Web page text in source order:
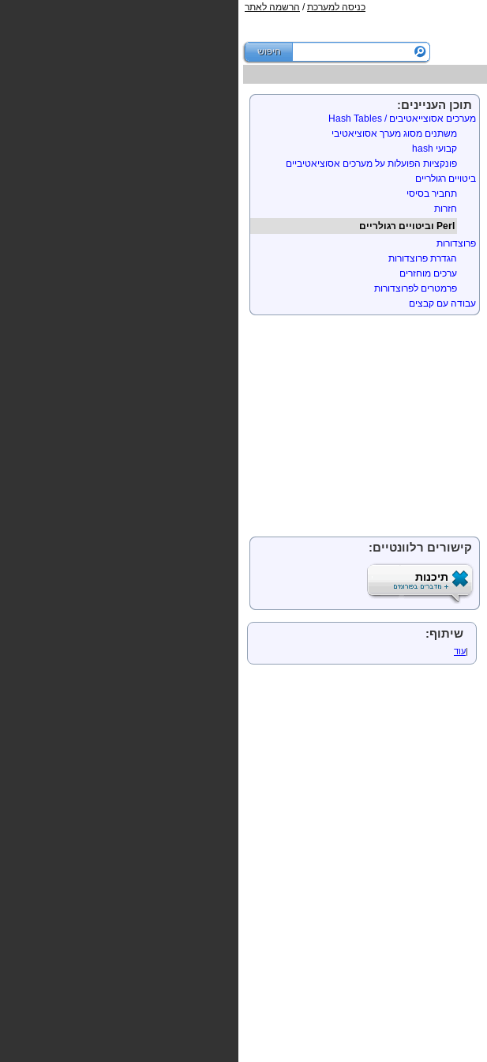
כניסה למערכת/ הרשמה לאתר
תוכן העניינים:
if / unless
while/until
לולאת foreach
מערכים אסוצייאטיבים / Hash Tables
משתנים מסוג מערך אסוציאטיבי
קבועי hash
פונקציות הפועלות על מערכים אסוציאטיביים
ביטויים רגולריים
תחביר בסיסי
חזרות
Perl וביטויים רגולריים
פרוצדורות
הגדרת פרוצדורות
ערכים מוחזרים
פרמטרים לפרוצדורות
עבודה עם קבצים
קישורים רלוונטיים:
תיכנות
שיתוף:
|עוד